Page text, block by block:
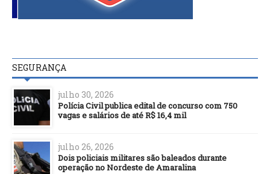
SEGURANÇA
julho 30, 2026
Polícia Civil publica edital de concurso com 750
vagas e salários de até R$ 16,4 mil
julho 26, 2026
Dois policiais militares são baleados durante
operação no Nordeste de Amaralina